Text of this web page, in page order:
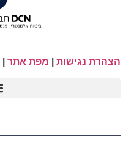
הצהרת נגישות מפת אתר